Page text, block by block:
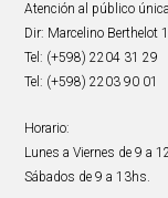
Atención al público
Dir: Marcelino Berthelot
Tel: (+598) 2204 31 29
Tel: (+598) 2203 90 01
Horario:
Lunes a Viernes de 9 a
Sábados de 9 a 13hs.